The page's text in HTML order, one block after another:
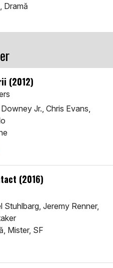
Dramă
(2012)
Jr., Chris Evans,
(2016)
Stuhlbarg, Jeremy Renner,
Mister, SF